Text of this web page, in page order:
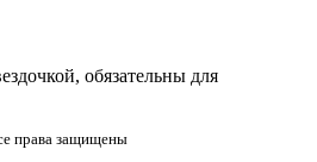
обязательны для
права защищены